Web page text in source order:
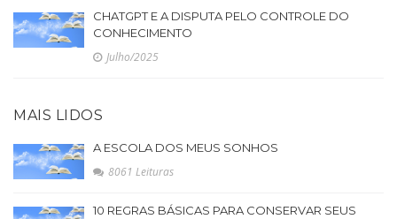
CHATGPT E A DISPUTA PELO CONTROLE DO
CONHECIMENTO
Julho/2025
MAIS LIDOS
A ESCOLA DOS MEUS SONHOS
8061 Leituras
10 REGRAS BÁSICAS PARA CONSERVAR SEUS